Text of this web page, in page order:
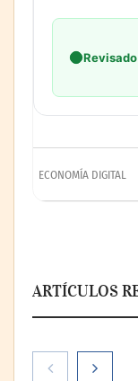
ECONOMÍA DIGITAL
ARTÍCULOS
Theriva™